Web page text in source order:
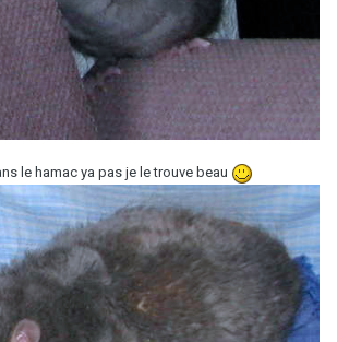
le hamac ya pas je le trouve beau